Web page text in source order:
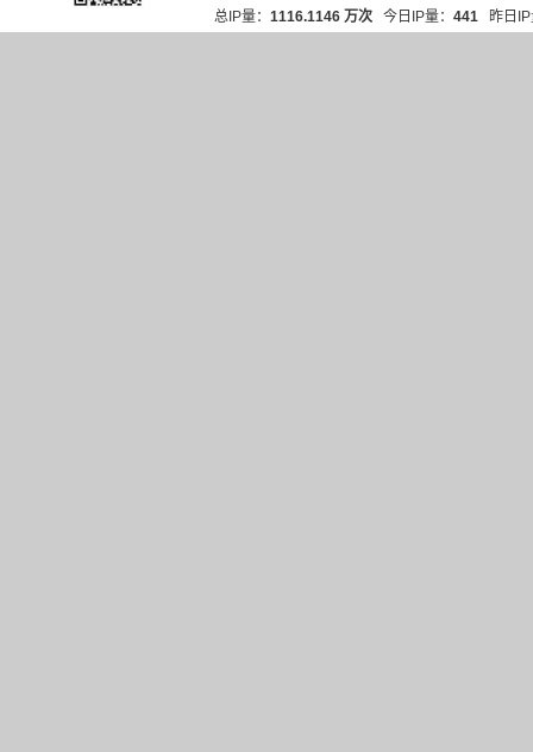
总IP量： 1116.1146 万次 今日IP量： 441 昨日IP